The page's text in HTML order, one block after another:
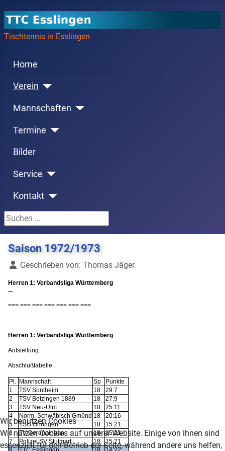
Tischtennis in Esslingen
Home
Verein
Mannschaften
Termine
Bilder
Service
Kontakt
Suchen ...
Saison 1972/1973
DetailsGeschrieben von: Thomas Jäger
Herren 1: Verbandsliga Württemberg
...
=== === === === === === ===
Herren 1: Verbandsliga Württemberg
Aufstellung:
Abschlußtabelle:
Pl. Mannschaft Sp
Punkte
1
TSV Sontheim 18
29:7
2
TSV Betzingen 1889 18
27:9
3
TSV Neu-Ulm 18
25:11
4
Norm. Schwäbisch Gmünd 18
20:16
5
TSG Öhringen 18
15:21
6
TV Derendingen 18
15:21
7
Polizei SV Stuttgart 18
15:21
Wir benutzen Cookies
Wir nutzen Cookies auf unserer Website. Einige von ihnen sind
essenziell für den Betrieb der Seite, während andere uns helfen,